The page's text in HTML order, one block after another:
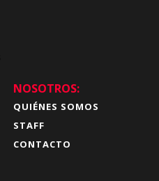
NOSOTROS:
QUIÉNES SOMOS
STAFF
CONTACTO